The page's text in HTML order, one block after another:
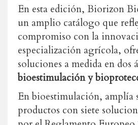
En esta edición, Biorizon
un amplio catálogo que
compromiso con la
especialización agrícola,
soluciones a medida en dos
bioestimulación y
En bioestimulación, amplía
productos con siete